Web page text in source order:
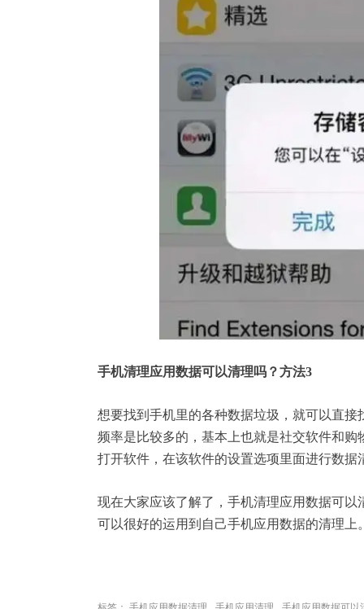
手机清理应用数据可以清理吗？方法3
想要找到手机里的各种数据垃圾，就可以直
频率是比较多的，基本上也就是社交软件和
打开软件，在该软件的设置选项里面进行数据
现在大家应该了解了，手机清理应用数据可
可以很好的运用到自己手机应用数据的清理上